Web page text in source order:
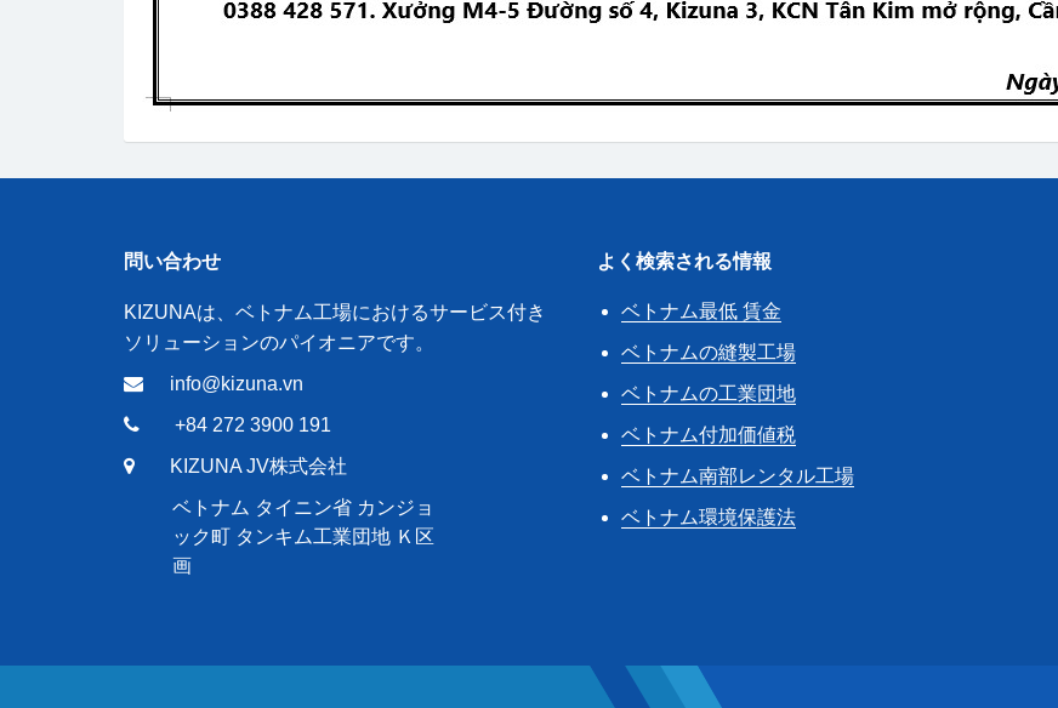
問い合わせ
KIZUNAは、ベトナム工場におけるサービス付き
ソリューションのパイオニアです。
info@kizuna.vn
+84 272 3900 191
KIZUNA JV株式会社
ベトナム タイニン省 カンジョ
ック町 タンキム工業団地 Ｋ区
画
よく検索される情報
ベトナム最低 賃金
ベトナムの縫製工場
ベトナムの工業団地
ベトナム付加価値税
ベトナム南部レンタル工場
ベトナム環境保護法